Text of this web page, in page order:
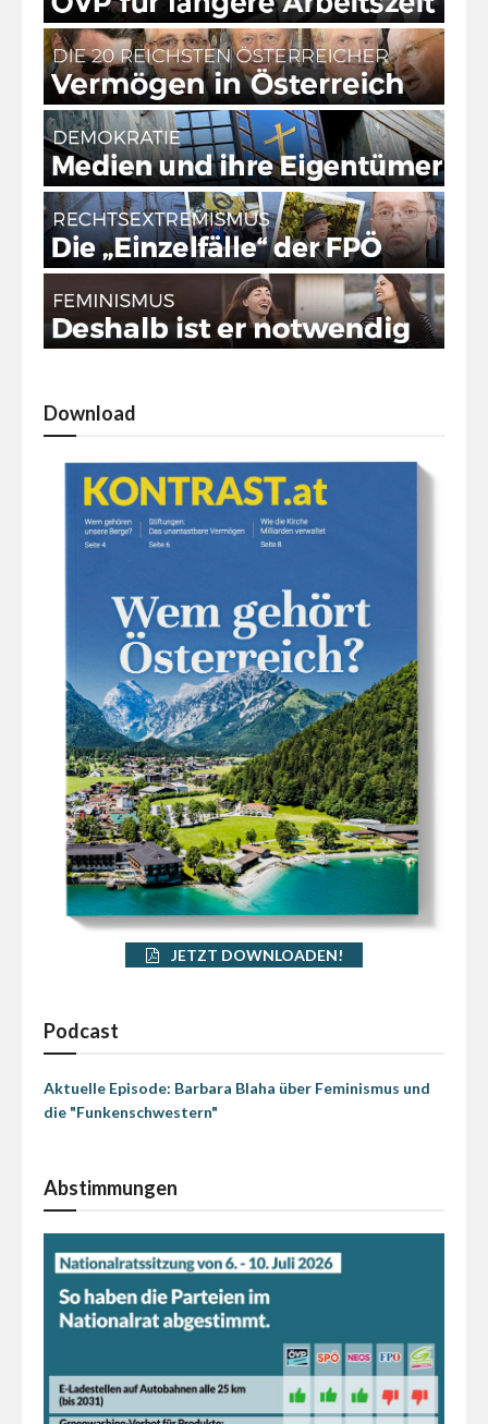
Download
JETZT DOWNLOADEN!
Podcast
Aktuelle Episode: Barbara Blaha über Feminismus und
die "Funkenschwestern"
Abstimmungen